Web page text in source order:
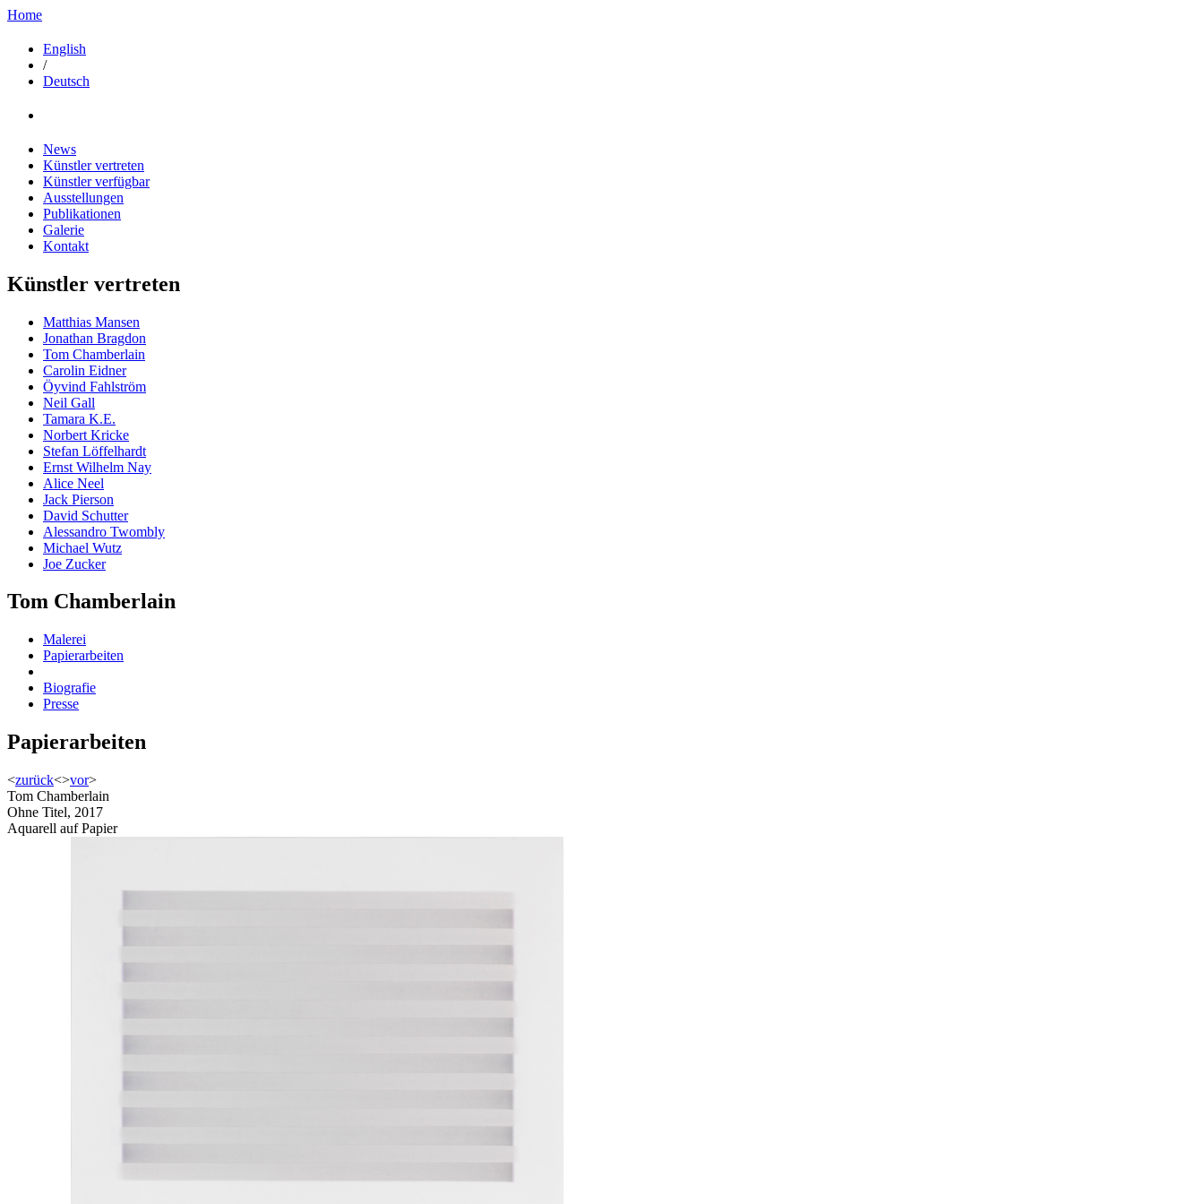
Home
English
/
Deutsch
News
Künstler vertreten
Künstler verfügbar
Ausstellungen
Publikationen
Galerie
Kontakt
Künstler vertreten
Matthias Mansen
Jonathan Bragdon
Tom Chamberlain
Carolin Eidner
Öyvind Fahlström
Neil Gall
Tamara K.E.
Norbert Kricke
Stefan Löffelhardt
Ernst Wilhelm Nay
Alice Neel
Jack Pierson
David Schutter
Alessandro Twombly
Michael Wutz
Joe Zucker
Tom Chamberlain
Malerei
Papierarbeiten
Biografie
Presse
Papierarbeiten
<zurück<>vor>
Tom Chamberlain
Ohne Titel, 2017
Aquarell auf Papier